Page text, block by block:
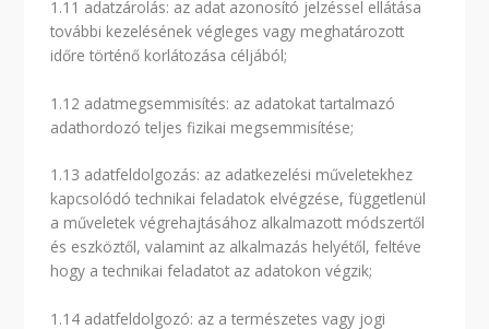
1.11 adatzárolás: az adat azonosító jelzéssel ellátása
további kezelésének végleges vagy meghatározott
időre történő korlátozása céljából;
1.12 adatmegsemmisítés: az adatokat tartalmazó
adathordozó teljes fizikai megsemmisítése;
1.13 adatfeldolgozás: az adatkezelési műveletekhez
kapcsolódó technikai feladatok elvégzése, függetlenül
a műveletek végrehajtásához alkalmazott módszertől
és eszköztől, valamint az alkalmazás helyétől, feltéve
hogy a technikai feladatot az adatokon végzik;
1.14 adatfeldolgozó: az a természetes vagy jogi